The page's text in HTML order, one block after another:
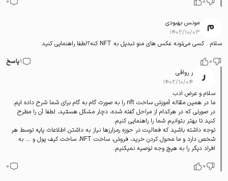
مونس بهبودی
۱۴۰۲/۱۰/۰۳
سلام . کسی می‌تونه عکس های منو تبدیل به NFT کنه؟لطفا راهنمایی کنید
0
1پاسخ
ر رواقی
۱۴۰۲/۱۰/۰۴
سلام و عرض ادب
ما در همین مقاله آموزش ساخت nft را به صورت گام به گام برای شما شرح داده ایم.
در صورتی که در هرکدام از مراحل گفته شده، دچار مشکل هستید، لطفا آن را مطرح
کنید تا بهتر بتوانیم شما را راهنمایی کنیم.
توجه داشته باشید که فعالیت در حوزه رمزارزها نیاز به داشتن اطلاعات پایه توسط هر
شخص دارد و ما محول کردن خرید، فروش، ساخت NFT، ساخت کیف پول و … به
افراد دیگر را به هیچ وجه توصیه نمیکنیم.
0
0